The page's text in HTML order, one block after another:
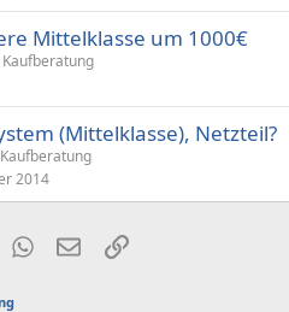
Mittelklasse um 1000€
(Mittelklasse), Netzteil?
2014
WhatsApp
E-MailLink